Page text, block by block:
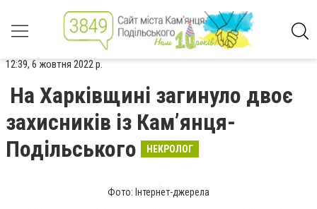
12:39, 6 жовтня 2022 р.
На Харківщині загинуло двоє
захисників із Кам’янця-
Подільського
НЕКРОЛОГ
Фото: Інтернет-джерела